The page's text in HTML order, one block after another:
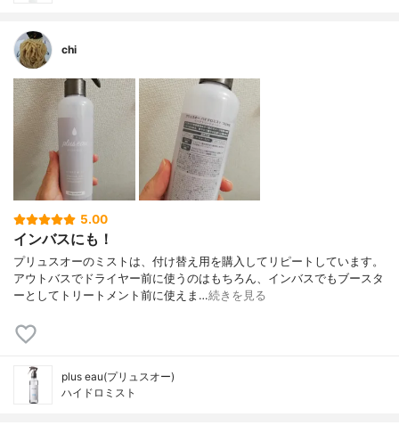
chi
5.00
インバスにも！
プリュスオーのミストは、付け替え用を購入してリピートしています。
アウトバスでドライヤー前に使うのはもちろん、インバスでもブースタ
ーとしてトリートメント前に使えま…続きを見る
plus eau(プリュスオー)
ハイドロミスト